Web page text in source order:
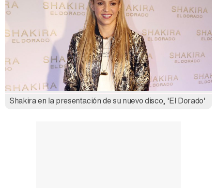
Shakira en la presentación de su nuevo disco, 'El Dorado'